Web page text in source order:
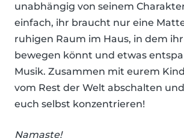
unabhängig von seinem
einfach, ihr braucht nur eine
ruhigen Raum im Haus, in dem
bewegen könnt und etwas
Musik. Zusammen mit eurem
vom Rest der Welt abschalten
euch selbst konzentrieren!
Namaste!